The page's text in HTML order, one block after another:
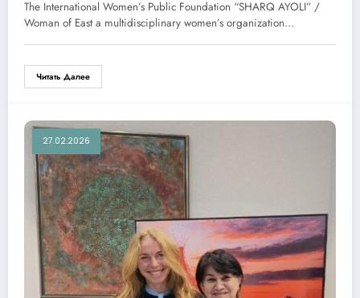
The International Women’s Public Foundation “SHARQ AYOLI” /
Woman of East a multidisciplinary women’s organization…
Читать Далее
27.02.2026